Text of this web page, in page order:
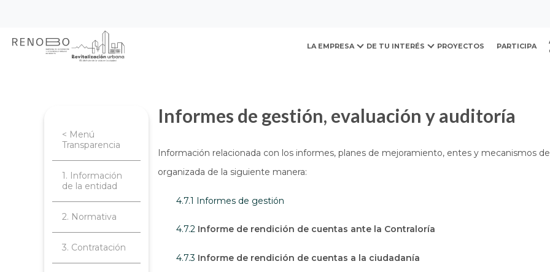
contenido
Sitio Web Empresa de Renovación y Desarrollo
LA EMPRESA DE TU INTERÉS PROYECTOS PARTICIPA
Informes de gestión, evaluación
< Menú
Transparencia
1. Información
de la entidad
2. Normativa
3. Contratación
Informes de gestión, evaluación y auditoría
Información relacionada con los informes, planes de mejoramiento, entes y mecanismos
organizada de la siguiente manera:
4.7.1 Informes de gestión
4.7.2 Informe de rendición de cuentas ante la Contraloría
4.7.3 Informe de rendición de cuentas a la ciudadanía